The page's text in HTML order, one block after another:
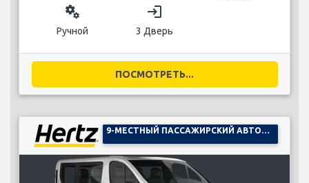
miscellaneous_services
Ручной
login
3 Дверь
ПОСМОТРЕТЬ...